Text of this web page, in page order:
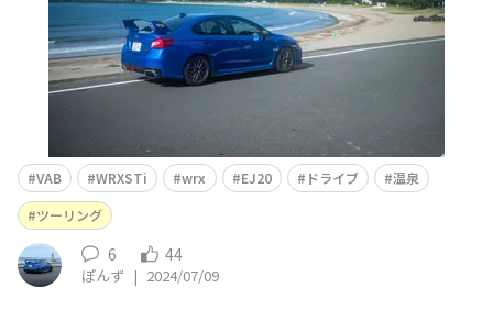
VAB WRXSTi wrx EJ20 ドライブ
温泉
ツーリング
6 44
ぽんず | 2024/07/09